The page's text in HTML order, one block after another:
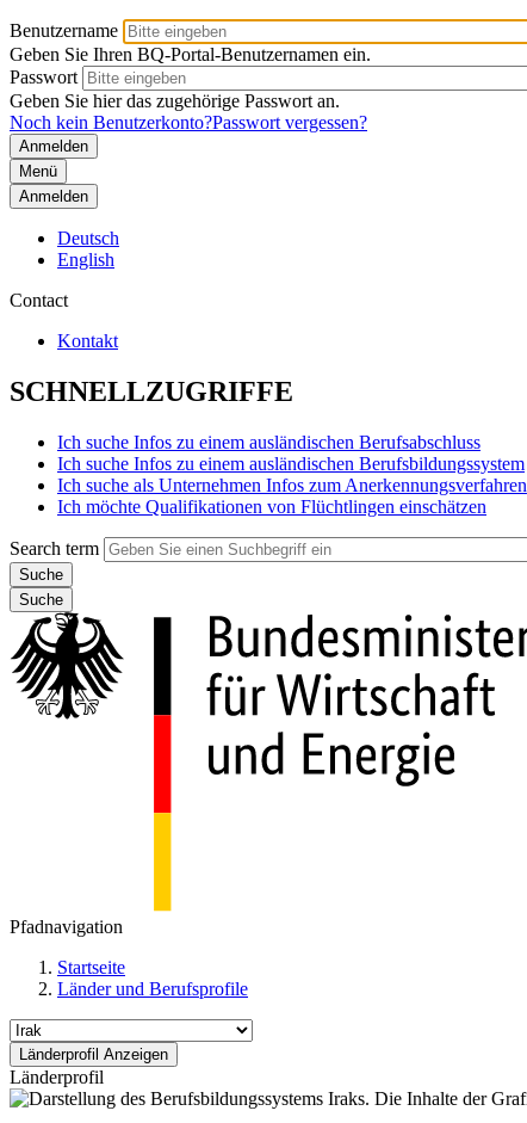
Benutzername
Geben Sie Ihren BQ-Portal-Benutzernamen ein.
Passwort
Geben Sie hier das zugehörige Passwort an.
Noch kein Benutzerkonto?Passwort vergessen?
Menü
Anmelden
Deutsch
English
Contact
Kontakt
SCHNELLZUGRIFFE
Ich suche Infos zu einem ausländischen Berufsabschluss
Ich suche Infos zu einem ausländischen Berufsbildungssystem
Ich suche als Unternehmen Infos zum Anerkennungsverfahren
Ich möchte Qualifikationen von Flüchtlingen einschätzen
Search term
Suche
Pfadnavigation
Startseite
Länder und Berufsprofile
Länderprofil